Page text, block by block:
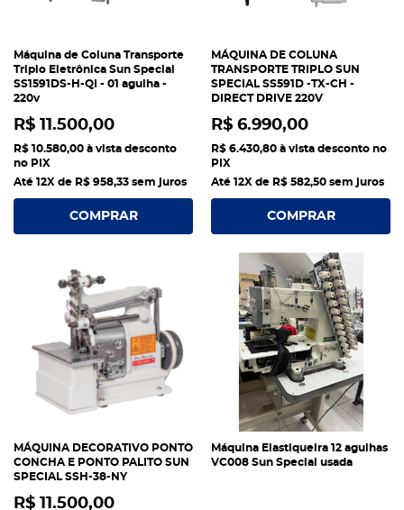
Máquina de Coluna Transporte
Triplo Eletrônica Sun Special
SS1591DS-H-QI - 01 agulha -
220v
R$ 11.500,00
R$ 10.580,00 à vista desconto
no PIX
Até 12X de R$ 958,33 sem juros
COMPRAR
MÁQUINA DE COLUNA
TRANSPORTE TRIPLO SUN
SPECIAL SS591D -TX-CH -
DIRECT DRIVE 220V
R$ 6.990,00
R$ 6.430,80 à vista desconto no
PIX
Até 12X de R$ 582,50 sem juros
COMPRAR
MÁQUINA DECORATIVO PONTO
CONCHA E PONTO PALITO SUN
SPECIAL SSH-38-NY
R$ 11.500,00
Máquina Elastiqueira 12 agulhas
VC008 Sun Special usada